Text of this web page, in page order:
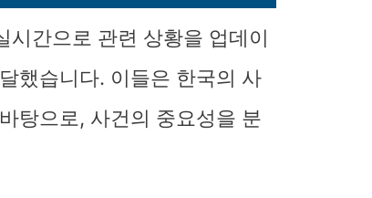
시간으로 관련 상황을 업데이
했습니다. 이들은 한국의 사
탕으로, 사건의 중요성을 분